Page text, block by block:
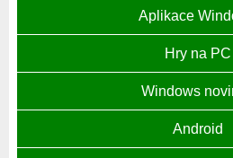
Aplikace
Hry na PC
Windows
Android